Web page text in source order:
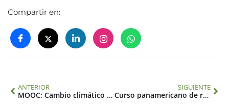
Compartir en:
ANTERIOR
MOOC: Cambio climático en América Latina
SIGUIENTE
Curso panamericano de resiliencia para sistemas de salud